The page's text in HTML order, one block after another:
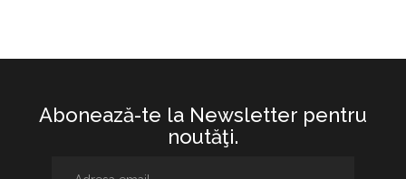
Abonează-te la Newsletter pentru
noutăţi.